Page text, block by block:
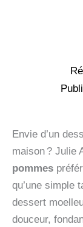
Envie d’un
maison ? Julie
pommes
qu’une simple
dessert
douceur,